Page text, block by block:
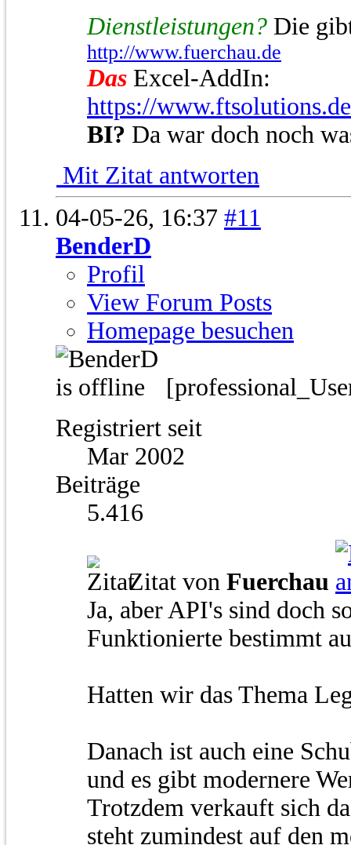
Dienstleistungen? Die
http://www.fuerchau.de
Das Excel-AddIn:
https://
BI? Da war doch noch
Mit Zitat antworten
04-05-26, 16:37 #11
BenderD
Profil
View Forum Posts
Homepage besuchen
Registriert seit
Mar 2002
Beiträge
5.416
Zitat von Fuerchau
Ja, aber API's sind doch
Funktionierte bestimmt
Hatten wir das Thema
Danach ist auch eine
und es gibt modernere
Trotzdem verkauft sich
steht zumindest auf den